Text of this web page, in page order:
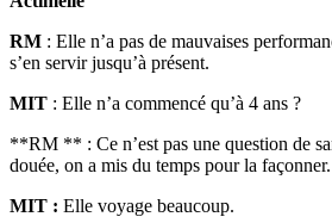
RM : Elle n’a pas de mauvaises
s’en servir jusqu’à présent.
MIT : Elle n’a commencé qu’à 4 ans ?
**RM ** : Ce n’est pas une question de
douée, on a mis du temps pour la façonner.
MIT : Elle voyage beaucoup.